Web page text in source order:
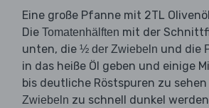
Eine große Pfanne mit 2TL
Die Tomatenhälften mit der
unten, die ½ der Zwiebeln und die
in das heiße Öl geben und einige
bis deutliche Röstspuren zu
Zwiebeln zu schnell dunkel